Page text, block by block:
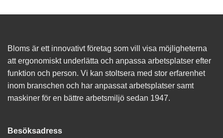
Bloms är ett innovativt företag som vill visa möjligheterna
att ergonomiskt underlätta och anpassa arbetsplatser efter
funktion och person. Vi kan stoltsera med stor erfarenhet
inom branschen och har anpassat arbetsplatser samt
maskiner för en bättre arbetsmiljö sedan 1947.
Besöksadress